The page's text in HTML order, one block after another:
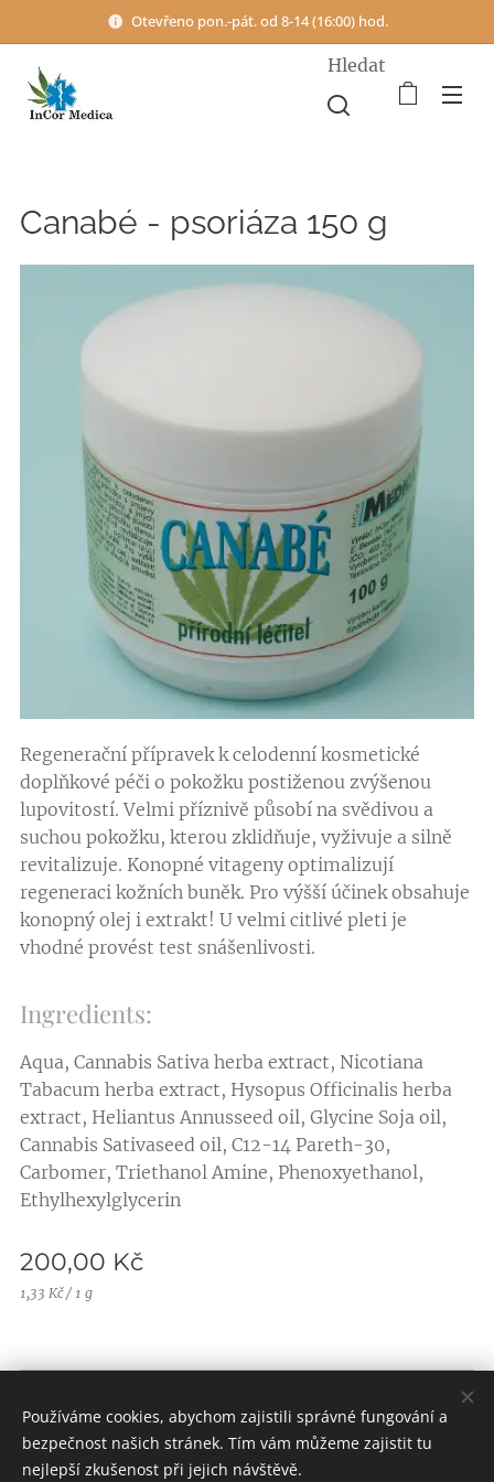
Otevřeno pon.-pát. od 8-14 (16:00) hod.
Hledat
Canabé - psoriáza 150 g
Regenerační přípravek k celodenní kosmetické
doplňkové péči o pokožku postiženou zvýšenou
lupovitostí. Velmi příznivě působí na svědivou a
suchou pokožku, kterou zklidňuje, vyživuje a silně
revitalizuje. Konopné vitageny optimalizují
regeneraci kožních buněk. Pro výšší účinek obsahuje
konopný olej i extrakt! U velmi citlivé pleti je
vhodné provést test snášenlivosti.
Ingredients:
Aqua, Cannabis Sativa herba extract, Nicotiana
Tabacum herba extract, Hysopus Officinalis herba
extract, Heliantus Annusseed oil, Glycine Soja oil,
Cannabis Sativaseed oil, C12-14 Pareth-30,
Carbomer, Triethanol Amine, Phenoxyethanol,
Ethylhexylglycerin
200,00 Kč
1,33 Kč / 1 g
Vytvořeno službouWebnode Cookies
Používáme cookies, abychom zajistili správné fungování a
bezpečnost našich stránek. Tím vám můžeme zajistit tu
nejlepší zkušenost při jejich návštěvě.